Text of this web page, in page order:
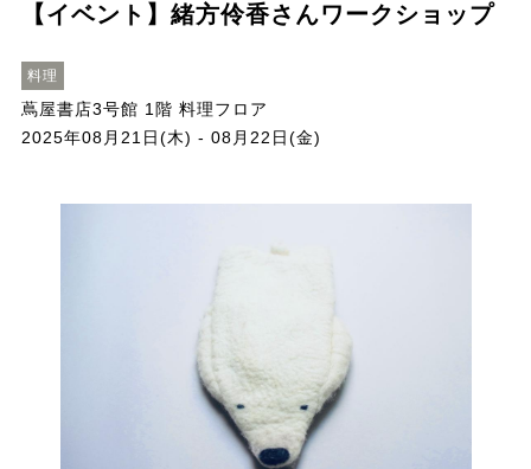
【イベント】緒方伶香さんワークショップ
料理
蔦屋書店3号館 1階 料理フロア
2025年08月21日(木) - 08月22日(金)